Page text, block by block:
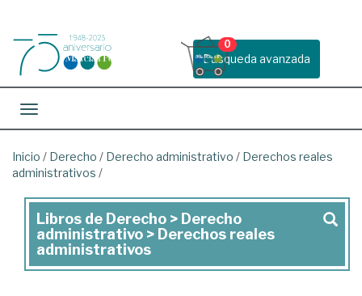
Busqueda avanzada
0
Toggle navigation
Inicio / Derecho / Derecho administrativo / Derechos reales
administrativos /
Libros
de
Derecho
Libros de Derecho > Derecho
administrativo > Derechos reales
administrativos